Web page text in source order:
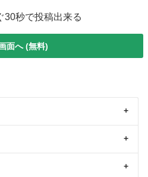
30秒で投稿出来る
面へ (無料)